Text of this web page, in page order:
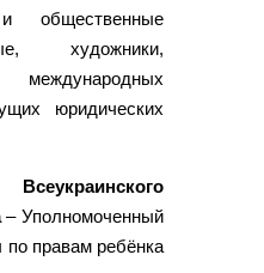
и общественные
художники,
юридических
– Уполномоченный
по правам ребёнка